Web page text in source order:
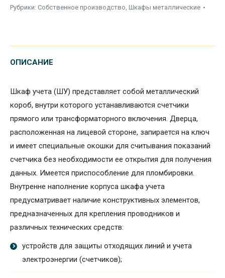
Рубрики: Собственное производство, Шкафы металлические
ОПИСАНИЕ
Шкаф учета (ШУ) представляет собой металлический
короб, внутри которого устанавливаются счетчики
прямого или трансформаторного включения. Дверца,
расположенная на лицевой стороне, запирается на ключ
и имеет специальные окошки для считывания показаний
счетчика без необходимости ее открытия для получения
данных. Имеется приспособление для пломбировки.
Внутренне наполнение корпуса шкафа учета
предусматривает наличие конструктивных элементов,
предназначенных для крепления проводников и
различных технических средств:
устройств для защиты отходящих линий и учета
электроэнергии (счетчиков);